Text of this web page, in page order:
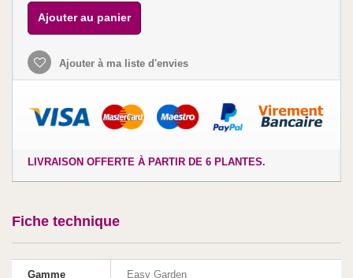
Ajouter au panier
Ajouter à ma liste d'envies
LIVRAISON OFFERTE À PARTIR DE 6 PLANTES.
Fiche technique
Gamme Easy Garden